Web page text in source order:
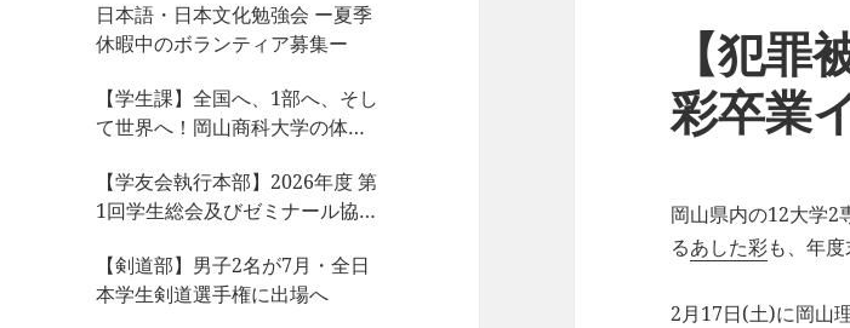
日本語・日本文化勉強会 ー夏季
休暇中のボランティア募集ー
【学生課】全国へ、1部へ、そし
て世界へ！岡山商科大学の体育
動！
【学友会執行本部】2026年度 第
1回学生総会及びゼミナール協議
ました！
【剣道部】男子2名が7月・全日
本学生剣道選手権に出場へ
【犯
彩卒業
岡山県内の12大学2
るあした彩も、年
2月17日(土)に岡山